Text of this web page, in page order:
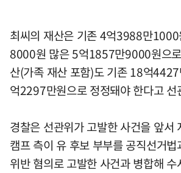
최씨의 재산은 기존 4억3988만
8000원 많은 5억1857만9000원으
산(가족 재산 포함)도 기존 18억
억2297만원으로 정정돼야 한다고 선
경찰은 선관위가 고발한 사건을 앞서
캠프 측이 유 후보 부부를 공직선거법
위반 혐의로 고발한 사건과 병합해